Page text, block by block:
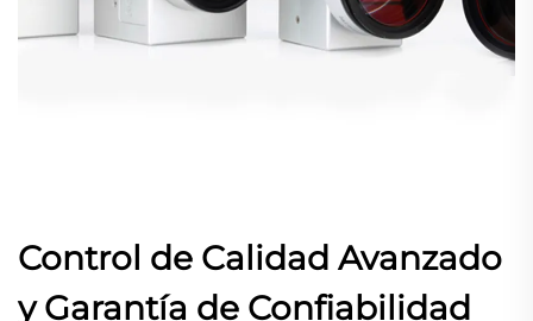
Control de Calidad Avanzado
y Garantía de Confiabilidad